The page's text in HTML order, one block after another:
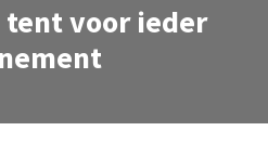
tent voor ieder